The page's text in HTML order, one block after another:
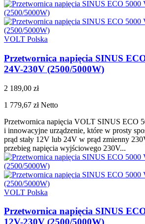
VOLT Polska
Przetwornica napięcia SINUS
24V-230V (2500/5000W)
2 189,00 zł
1 779,67 złNetto
Przetwornica napięcia VOLT SINUS ECO
i innowacyjne urządzenie, które w prosty
prąd stały 12V lub 24V w prąd zmienny
przebieg napięcia wyjściowego 230V...
VOLT Polska
Przetwornica napięcia SINUS
12V-230V (2500/5000W)